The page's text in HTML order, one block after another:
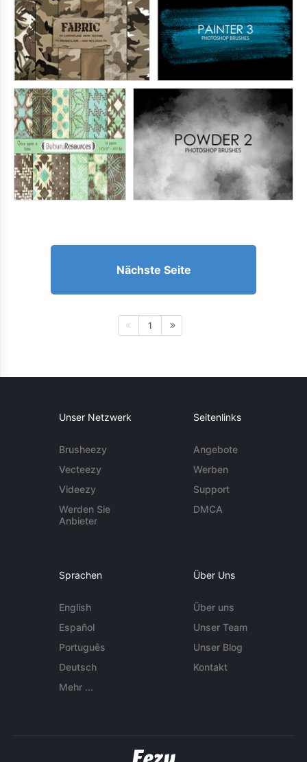
Nächste Seite
1
Unser Netzwerk
Brusheezy
Vecteezy
Videezy
Werden Sie
Anbieter
Seitenlinks
Angebote
Werben
Support
DMCA
Sprachen
English
Español
Português
Deutsch
Mehr ...
Über Uns
Über uns
Unser Team
Unser Blog
Kontakt